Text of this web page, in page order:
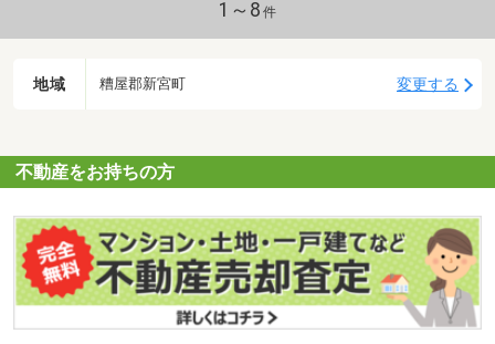
1～8 件
地域 糟屋郡新宮町 変更する
不動産をお持ちの方